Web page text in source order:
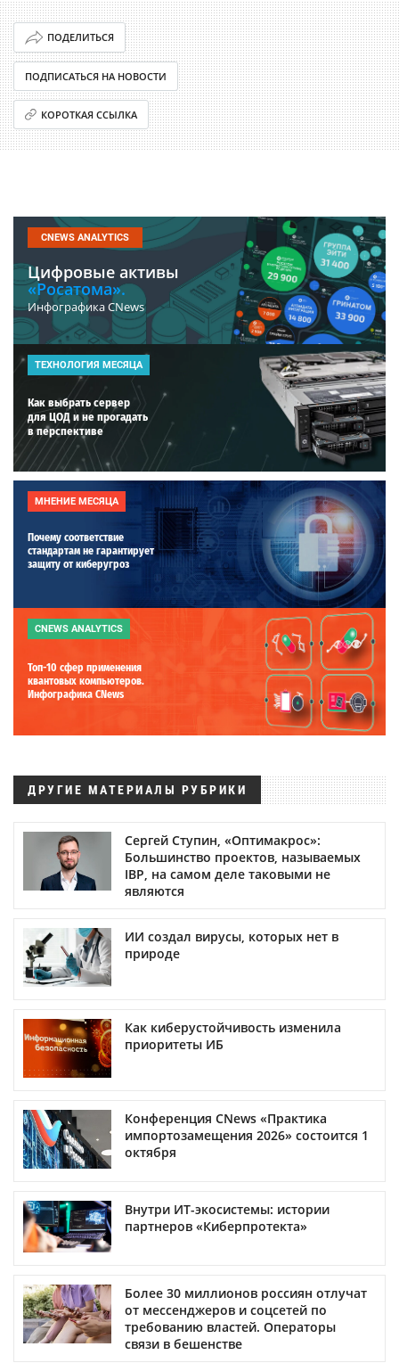
ПОДЕЛИТЬСЯ
ПОДПИСАТЬСЯ НА НОВОСТИ
КОРОТКАЯ ССЫЛКА
CNEWS ANALYTICS
Цифровые активы
«Росатома».
Инфографика CNews
ТЕХНОЛОГИЯ МЕСЯЦА
Как выбрать сервер
для ЦОД и не прогадать
в перспективе
МНЕНИЕ МЕСЯЦА
Почему соответствие
стандартам не гарантирует
защиту от киберугроз
CNEWS ANALYTICS
Топ-10 сфер применения
квантовых компьютеров.
Инфографика CNews
ДРУГИЕ МАТЕРИАЛЫ РУБРИКИ
Сергей Ступин, «Оптимакрос»:
Большинство проектов, называемых
IBP, на самом деле таковыми не
являются
ИИ создал вирусы, которых нет в
природе
Как киберустойчивость изменила
приоритеты ИБ
Конференция CNews «Практика
импортозамещения 2026» состоится 1
октября
Внутри ИТ-экосистемы: истории
партнеров «Киберпротекта»
Более 30 миллионов россиян отлучат
от мессенджеров и соцсетей по
требованию властей. Операторы
связи в бешенстве